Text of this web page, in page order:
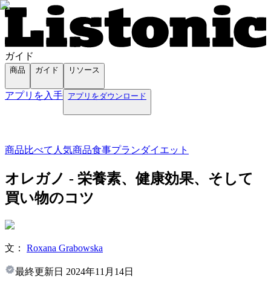
ガイド
商品 ガイド リソース
アプリを入手 アプリをダウンロード
商品比べて 人気商品食事プランダイエット
オレガノ - 栄養素、健康効果、そして
買い物のコツ
文： Roxana Grabowska
最終更新日 2024年11月14日